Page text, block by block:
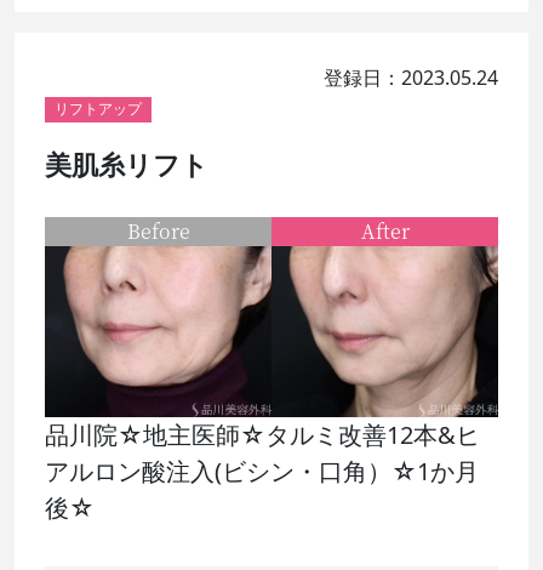
登録日：2023.05.24
リフトアップ
美肌糸リフト
品川院☆地主医師☆タルミ改善12本&ヒ
アルロン酸注入(ビシン・口角）☆1か月
後☆
Before After